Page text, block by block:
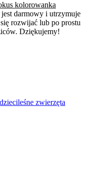
kolorowanka
jest darmowy i utrzymuje
rozwijać lub po prostu
Dziękujemy!
leśne zwierzęta